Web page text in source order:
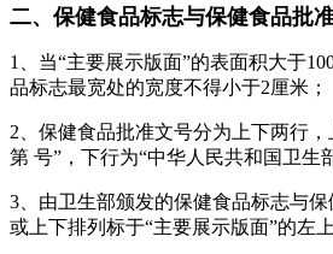
二、保健食品标志与保健食品批
1、当“主要展示版面”的表面积大于
品标志最宽处的宽度不得小于2厘米；
2、保健食品批准文号分为上下两行，
第 号”，下行为“中华人民共和国卫生
3、由卫生部颁发的保健食品标志与
或上下排列标于“主要展示版面”的左上